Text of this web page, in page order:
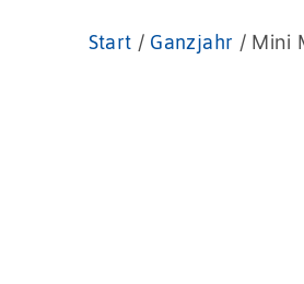
Start / Ganzjahr / Mini